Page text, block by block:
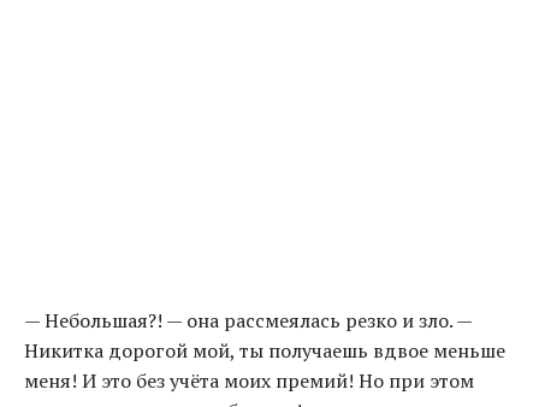
— Небольшая?! — она рассмеялась резко и зло. —
Никитка дорогой мой, ты получаешь вдвое меньше
меня! И это без учёта моих премий! Но при этом